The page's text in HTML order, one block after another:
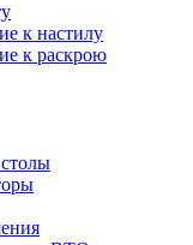
к настилу
к раскрою